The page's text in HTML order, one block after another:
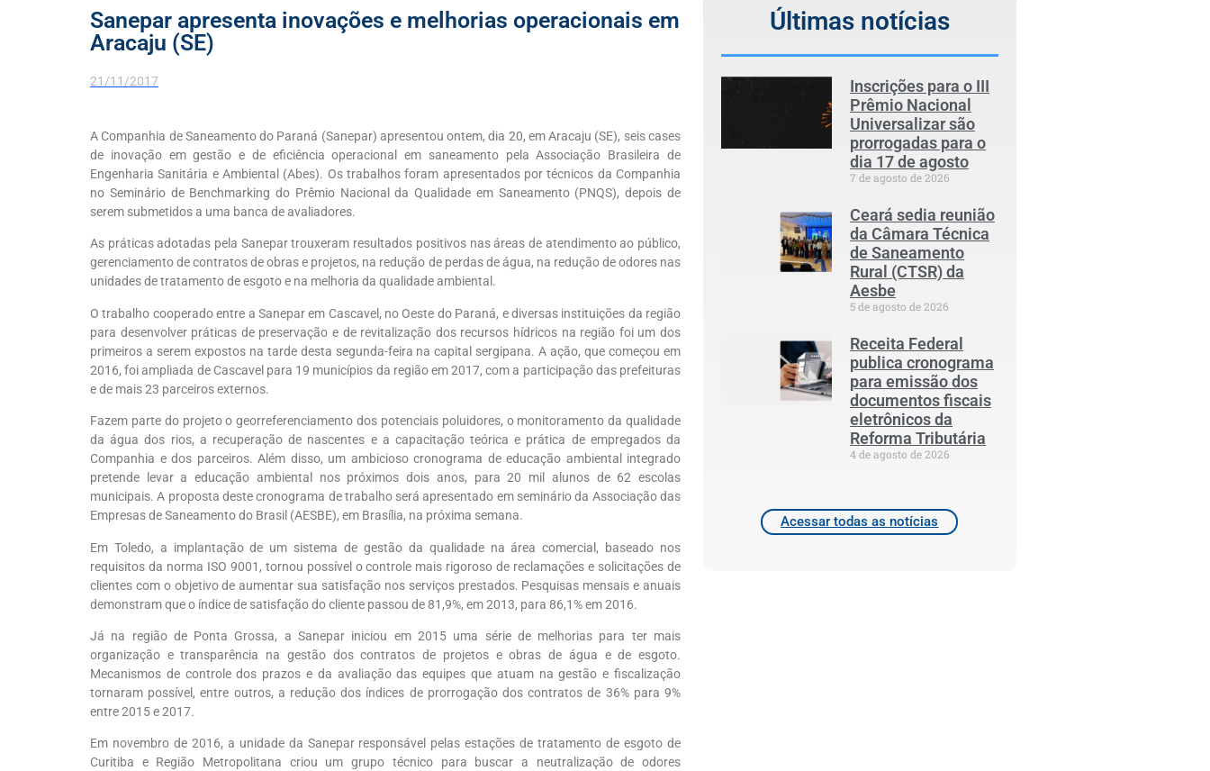
Sanepar apresenta inovações e melhorias operacionais em
Aracaju (SE)
21/11/2017
A Companhia de Saneamento do Paraná (Sanepar) apresentou ontem, dia 20, em Aracaju (SE), seis cases
de inovação em gestão e de eficiência operacional em saneamento pela Associação Brasileira de
Engenharia Sanitária e Ambiental (Abes). Os trabalhos foram apresentados por técnicos da Companhia
no Seminário de Benchmarking do Prêmio Nacional da Qualidade em Saneamento (PNQS), depois de
serem submetidos a uma banca de avaliadores.
As práticas adotadas pela Sanepar trouxeram resultados positivos nas áreas de atendimento ao público,
gerenciamento de contratos de obras e projetos, na redução de perdas de água, na redução de odores nas
unidades de tratamento de esgoto e na melhoria da qualidade ambiental.
O trabalho cooperado entre a Sanepar em Cascavel, no Oeste do Paraná, e diversas instituições da região
para desenvolver práticas de preservação e de revitalização dos recursos hídricos na região foi um dos
primeiros a serem expostos na tarde desta segunda-feira na capital sergipana. A ação, que começou em
2016, foi ampliada de Cascavel para 19 municípios da região em 2017, com a participação das prefeituras
e de mais 23 parceiros externos.
Fazem parte do projeto o georreferenciamento dos potenciais poluidores, o monitoramento da qualidade
da água dos rios, a recuperação de nascentes e a capacitação teórica e prática de empregados da
Companhia e dos parceiros. Além disso, um ambicioso cronograma de educação ambiental integrado
pretende levar a educação ambiental nos próximos dois anos, para 20 mil alunos de 62 escolas
municipais. A proposta deste cronograma de trabalho será apresentado em seminário da Associação das
Empresas de Saneamento do Brasil (AESBE), em Brasília, na próxima semana.
Em Toledo, a implantação de um sistema de gestão da qualidade na área comercial, baseado nos
requisitos da norma ISO 9001, tornou possível o controle mais rigoroso de reclamações e solicitações de
clientes com o objetivo de aumentar sua satisfação nos serviços prestados. Pesquisas mensais e anuais
demonstram que o índice de satisfação do cliente passou de 81,9%, em 2013, para 86,1% em 2016.
Já na região de Ponta Grossa, a Sanepar iniciou em 2015 uma série de melhorias para ter mais
organização e transparência na gestão dos contratos de projetos e obras de água e de esgoto.
Mecanismos de controle dos prazos e da avaliação das equipes que atuam na gestão e fiscalização
tornaram possível, entre outros, a redução dos índices de prorrogação dos contratos de 36% para 9%
entre 2015 e 2017.
Em novembro de 2016, a unidade da Sanepar responsável pelas estações de tratamento de esgoto de
Curitiba e Região Metropolitana criou um grupo técnico para buscar a neutralização de odores
Últimas notícias
Inscrições para o III
Prêmio Nacional
Universalizar são
prorrogadas para o
dia 17 de agosto
7 de agosto de 2026
Ceará sedia reunião
da Câmara Técnica
de Saneamento
Rural (CTSR) da
Aesbe
5 de agosto de 2026
Receita Federal
publica cronograma
para emissão dos
documentos fiscais
eletrônicos da
Reforma Tributária
4 de agosto de 2026
Acessar todas as notícias